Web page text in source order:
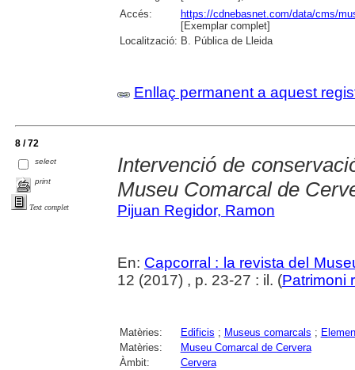
Accés:
https://cdnebasnet.com/data/cms/
[Exemplar complet]
Localització: B. Pública de Lleida
Enllaç permanent a aquest
8 / 72
select
print
Text complet
Intervenció de
Museu Comarcal de
Pijuan Regidor, Ramon
En: Capcorral : la revista del
12 (2017) , p. 23-27 : il. (Patrimoni
Matèries: Edificis ; Museus comarcals ;
Matèries:
Museu Comarcal de Cervera
Àmbit:
Cervera